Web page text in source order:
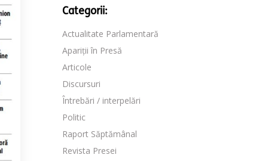
Categorii:
Actualitate Parlamentară
Apariții în Presă
Articole
Discursuri
Întrebări / interpelări
Politic
Raport Săptămânal
Revista Presei